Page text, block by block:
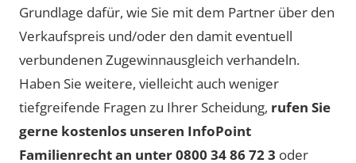
Grundlage dafür, wie Sie mit dem Partner über den
Verkaufspreis und/oder den damit eventuell
verbundenen Zugewinnausgleich verhandeln.
Haben Sie weitere, vielleicht auch weniger
tiefgreifende Fragen zu Ihrer Scheidung, rufen Sie
gerne kostenlos unseren InfoPoint
Familienrecht an unter 0800 34 86 72 3 oder